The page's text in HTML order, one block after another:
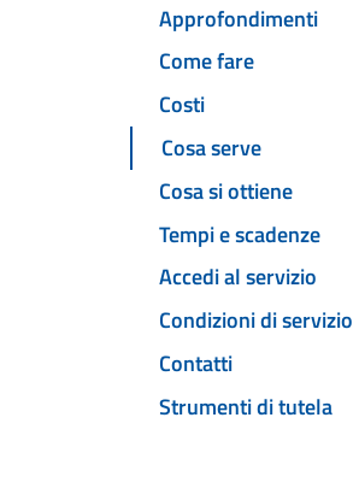
Approfondimenti
Come fare
Costi
Cosa serve
Cosa si ottiene
Tempi e scadenze
Accedi al servizio
Condizioni di servizio
Contatti
Strumenti di tutela